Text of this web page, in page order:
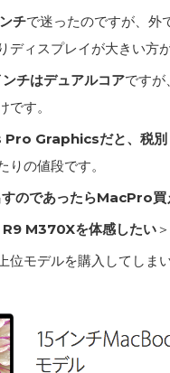
チで迷ったのですが、外
ディスプレイが大きい方
チはデュアルコアですが、
す。
Pro Graphicsだと、税
りの値段です。
のであったらMacPro買
M370Xを体感したい
位モデルを購入してしま